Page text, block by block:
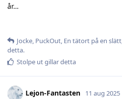
år…
Jocke, PuckOut, En tätort på en slätt
detta.
Stolpe utgillar detta
Lejon-Fantasten 11 aug 2025